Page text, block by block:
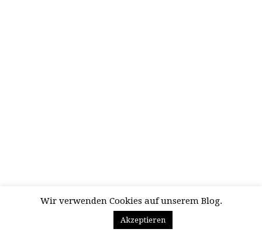
Wir verwenden Cookies auf unserem Blog.
Akzeptieren